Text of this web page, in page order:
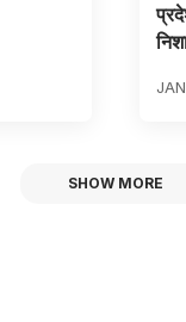
SHOW MORE